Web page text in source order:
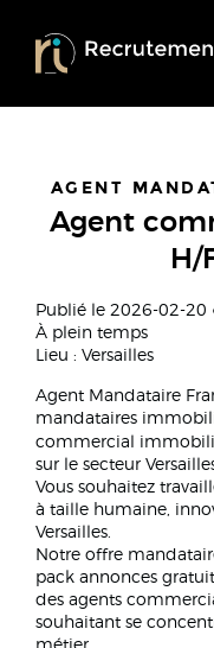
AGENT
Agent
H/
Publié le 2026-02-20
À plein temps
Lieu : Versailles
Agent Mandataire
mandataires
commercial
sur le secteur
Vous souhaitez
à taille humaine,
Versailles.
Notre offre
pack annonces
des agents
souhaitant se